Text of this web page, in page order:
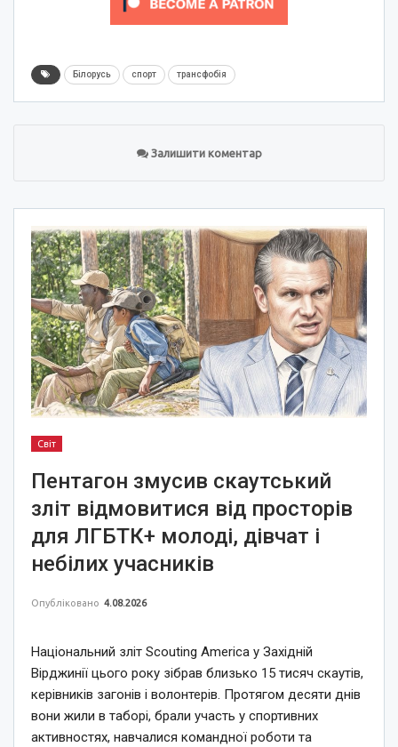
Білорусь спорт трансфобія
Залишити коментар
Світ
Пентагон змусив скаутський
зліт відмовитися від просторів
для ЛГБТК+ молоді, дівчат і
небілих учасників
Опубліковано 4.08.2026
Національний зліт Scouting America у Західній
Вірджинії цього року зібрав близько 15 тисяч скаутів,
керівників загонів і волонтерів. Протягом десяти днів
вони жили в таборі, брали участь у спортивних
активностях, навчалися командної роботи та